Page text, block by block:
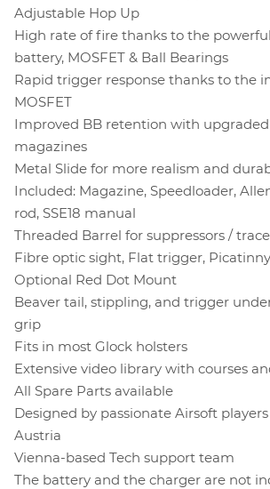
Adjustable Hop Up
High rate of fire thanks to the
battery, MOSFET & Ball Bearings
Rapid trigger response thanks to the
MOSFET
Improved BB retention with
magazines
Metal Slide for more realism and
Included: Magazine, Speedloader,
rod, SSE18 manual
Threaded Barrel for suppressors /
Fibre optic sight, Flat trigger,
Optional Red Dot Mount
Beaver tail, stippling, and trigger
grip
Fits in most Glock holsters
Extensive video library with courses
All Spare Parts available
Designed by passionate Airsoft
Austria
Vienna-based Tech support team
The battery and the charger are not